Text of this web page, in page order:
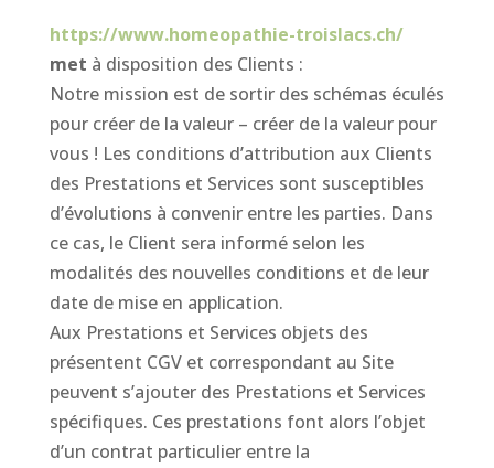
https://www.homeopathie-troislacs.ch/
met à disposition des Clients :
Notre mission est de sortir des schémas éculés
pour créer de la valeur – créer de la valeur pour
vous ! Les conditions d’attribution aux Clients
des Prestations et Services sont susceptibles
d’évolutions à convenir entre les parties. Dans
ce cas, le Client sera informé selon les
modalités des nouvelles conditions et de leur
date de mise en application.
Aux Prestations et Services objets des
présentent CGV et correspondant au Site
peuvent s’ajouter des Prestations et Services
spécifiques. Ces prestations font alors l’objet
d’un contrat particulier entre la